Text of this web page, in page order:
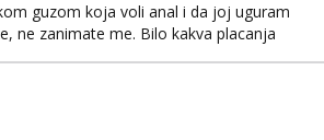
guzom koja voli anal i da joj uguram
ne zanimate me. Bilo kakva placanja